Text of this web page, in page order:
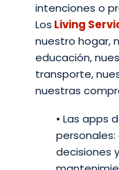
intenciones o
Los Living
nuestro hogar,
educación,
transporte,
nuestras
• Las apps
decisiones